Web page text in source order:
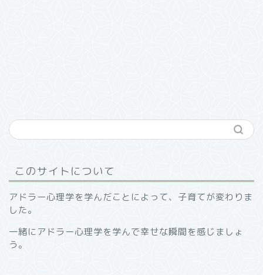
このサイトについて
アドラー心理学を学んだことによって、子育てが変わりま
した。
一緒にアドラー心理学を学んで幸せな瞬間を感じましょ
う。